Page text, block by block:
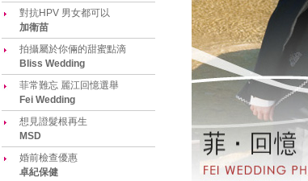
對抗HPV 男女都可以
加衛苗
拍攝屬於你倆的甜蜜點滴
Bliss Wedding
菲常難忘 麗江回憶選舉
Fei Wedding
想見證髮根再生
MSD
婚前檢查優惠
卓紀保健